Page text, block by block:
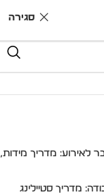
סגירה
לאירוע: מדריך מידות,
מדריך סטיילינג